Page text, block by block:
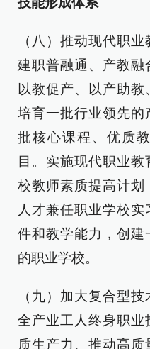
（八）推动现代职
建职普融通、产教融
以教促产、以产助教
培育一批行业领先的
批核心课程、优质
目。实施现代职业
校教师素质提高计划
人才兼任职业学校
件和教学能力，创建
的职业学校。
（九）加大复合型
全产业工人终身职业
质生产力、推动高